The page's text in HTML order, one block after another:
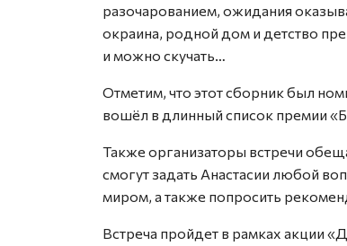
разочарованием, ожидания
окраина, родной дом и детство
и можно скучать…
Отметим, что этот сборник был
вошёл в длинный список премии
Также организаторы встречи
смогут задать Анастасии любой
миром, а также попросить
Встреча пройдет в рамках акции